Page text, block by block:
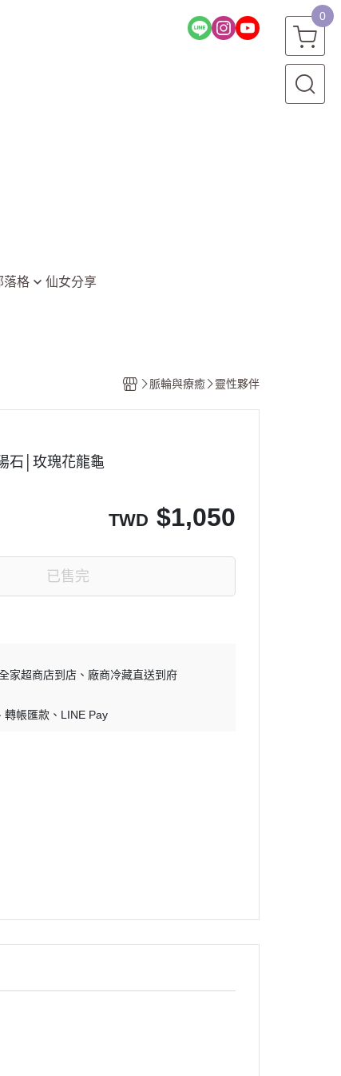
0
落格 仙女分享
脈輪與療癒 靈性夥伴
石│玫瑰花龍龜
TWD $1,050
已售完
家超商店到店
廠商冷藏直送到府
轉帳匯款 LINE Pay